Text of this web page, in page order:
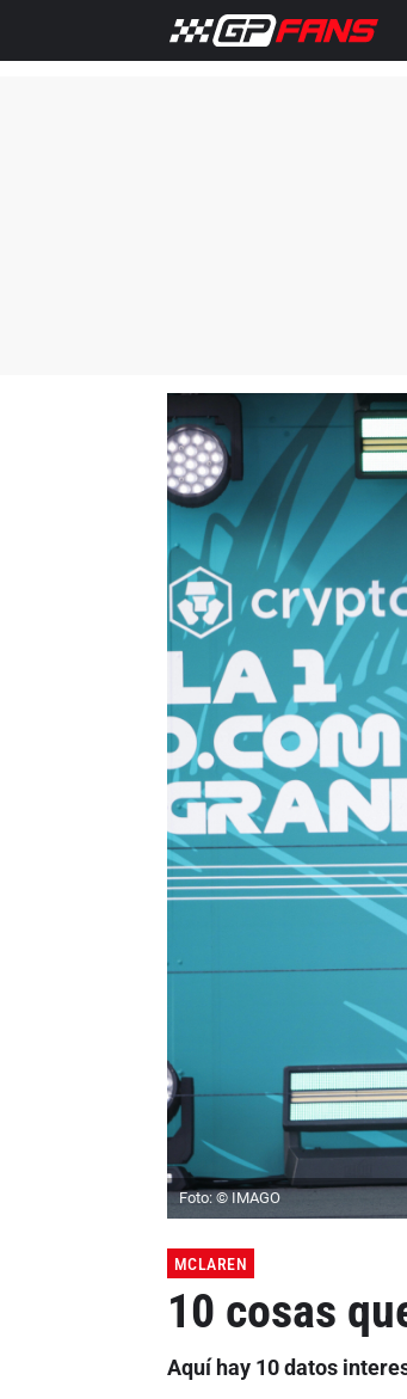
Foto: © IMAGO
MCLAREN
10 cosas
Aquí hay 10 datos